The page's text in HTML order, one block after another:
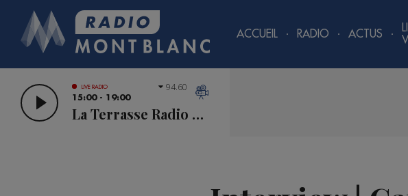
ACCUEIL RADIO ACTUS
LIVE RADIO
15:00 - 19:00
La Terrasse Radio Mont Blanc
94.60